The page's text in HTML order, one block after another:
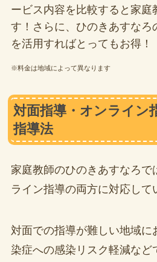
ービス内容を比較すると家庭
す！さらに、ひのきあすなろ
を活用すればとってもお得！
※料金は地域によって異なります
対面指導・オンライン
指導法
家庭教師のひのきあすなろで
ライン指導の両方に対応して
対面での指導が難しい地域に
染症への感染リスク軽減など